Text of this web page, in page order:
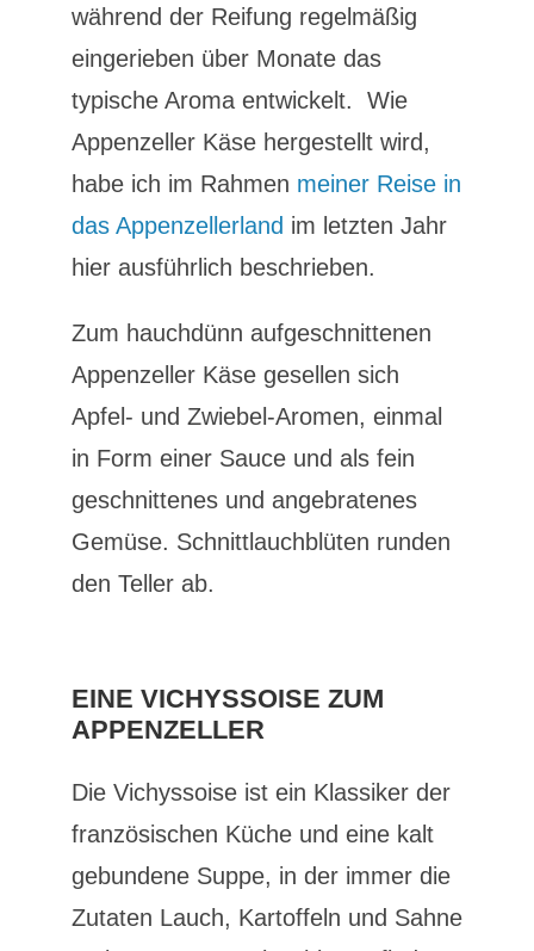
während der Reifung regelmäßig
eingerieben über Monate das
typische Aroma entwickelt. Wie
Appenzeller Käse hergestellt wird,
habe ich im Rahmen meiner Reise in
das Appenzellerland im letzten Jahr
hier ausführlich beschrieben.
Zum hauchdünn aufgeschnittenen
Appenzeller Käse gesellen sich
Apfel- und Zwiebel-Aromen, einmal
in Form einer Sauce und als fein
geschnittenes und angebratenes
Gemüse. Schnittlauchblüten runden
den Teller ab.
EINE VICHYSSOISE ZUM
APPENZELLER
Die Vichyssoise ist ein Klassiker der
französischen Küche und eine kalt
gebundene Suppe, in der immer die
Zutaten Lauch, Kartoffeln und Sahne